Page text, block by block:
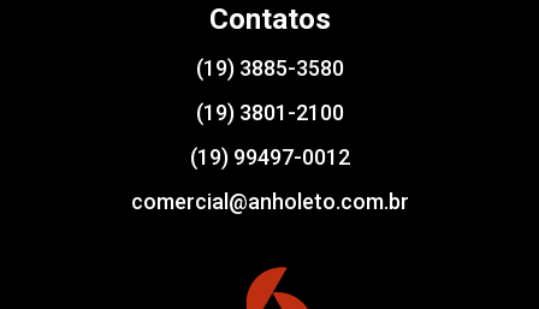
Contatos
(19) 3885-3580
(19) 3801-2100
(19) 99497-0012
comercial@anholeto.com.br